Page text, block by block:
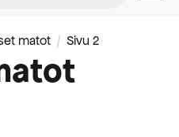
matot Sivu 2